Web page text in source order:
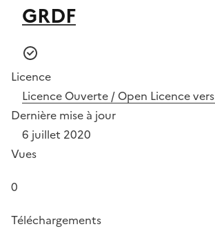
GRDF
Licence
Licence Ouverte / Open Licence
Dernière mise à jour
6 juillet 2020
Vues
0
Téléchargements